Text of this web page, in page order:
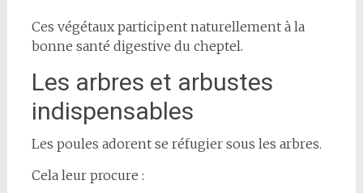
Ces végétaux participent naturellement à la
bonne santé digestive du cheptel.
Les arbres et arbustes
indispensables
Les poules adorent se réfugier sous les arbres.
Cela leur procure :